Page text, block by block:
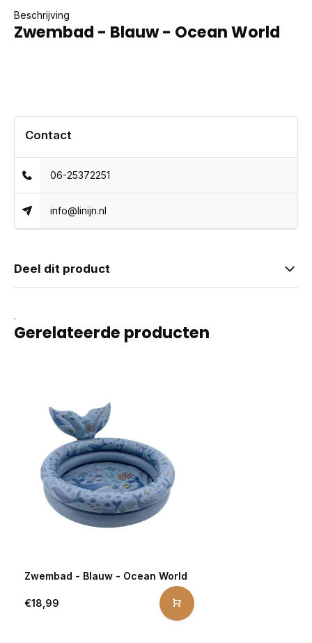
Beschrijving
Zwembad - Blauw - Ocean World
Contact
06-25372251
info@linijn.nl
Deel dit product
.
Gerelateerde producten
Zwembad - Blauw - Ocean World
€18,99